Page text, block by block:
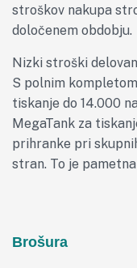
stroškov nakupa
določenem obdobju.
Nizki stroški
S polnim
tiskanje do 14.000
MegaTank za
prihranke pri
stran. To je
Brošura